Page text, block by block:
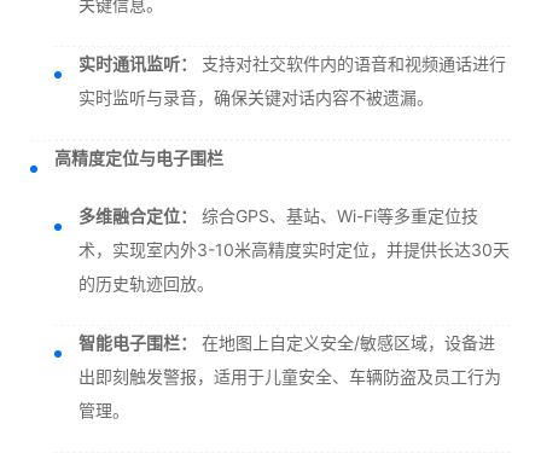
关键信息。
实时通讯监听：
支持对社交软件内的语音和视频通话进行
实时监听与录音，确保关键对话内容不被遗漏。
高精度定位与电子围栏
多维融合定位：
综合GPS、基站、Wi-Fi等多重定位技
术，实现室内外3-10米高精度实时定位，并提供长达30天
的历史轨迹回放。
智能电子围栏：
在地图上自定义安全/敏感区域，设备进
出即刻触发警报，适用于儿童安全、车辆防盗及员工行为
管理。